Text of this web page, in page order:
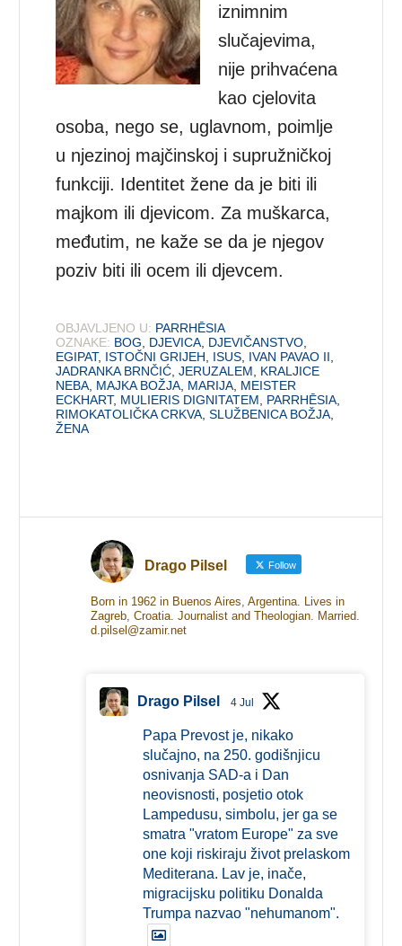
iznimnim
slučajevima,
nije prihvaćena
kao cjelovita
osoba, nego se, uglavnom, poimlje
u njezinoj majčinskoj i supružničkoj
funkciji. Identitet žene da je biti ili
majkom ili djevicom. Za muškarca,
međutim, ne kaže se da je njegov
poziv biti ili ocem ili djevcem.
OBJAVLJENO U: PARRHĒSIA
OZNAKE: BOG DJEVICA DJEVIČANSTVO
EGIPAT, ISTOČNI GRIJEH ISUS IVAN PAVAO II
JADRANKA BRNČIĆ ,JERUZALEM
KRALJICE
NEBA MAJKA BOŽJA MARIJA MEISTER
ECKHART, MULIERIS DIGNITATEM PARRHĒSIA
RIMOKATOLIČKA CRKVA ,SLUŽBENICA BOŽJA
ŽENA
Drago Pilsel Follow
Born in 1962 in Buenos Aires, Argentina. Lives in
Zagreb, Croatia. Journalist and Theologian. Married.
d.pilsel@zamir.net
Drago Pilsel 4 Jul
Papa Prevost je, nikako
slučajno, na 250. godišnjicu
osnivanja SAD-a i Dan
neovisnosti, posjetio otok
Lampedusu, simbolu, jer ga se
smatra "vratom Europe" za sve
one koji riskiraju život prelaskom
Mediterana. Lav je, inače,
migracijsku politiku Donalda
Trumpa nazvao "nehumanom".